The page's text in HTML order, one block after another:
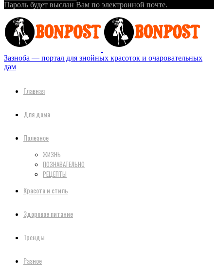
Пароль будет выслан Вам по электронной почте.
Зазноба — портал для знойных красоток и очаровательных
дам
Главная
Для дома
Полезное
ЖИЗНЬ
ПОЗНАВАТЕЛЬНО
РЕЦЕПТЫ
Красота и стиль
Здоровое питание
Тренды
Разное